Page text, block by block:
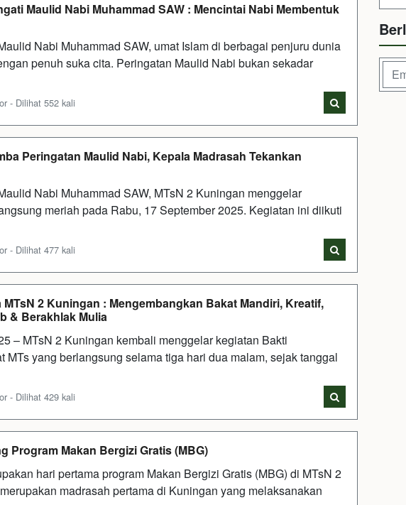
Maulid Nabi Muhammad SAW : Mencintai Nabi Membentuk
Nabi Muhammad SAW, umat Islam di berbagai penjuru dunia
penuh suka cita. Peringatan Maulid Nabi bukan sekadar
- Dilihat 552 kali
Peringatan Maulid Nabi, Kepala Madrasah Tekankan
Nabi Muhammad SAW, MTsN 2 Kuningan menggelar
meriah pada Rabu, 17 September 2025. Kegiatan ini diikuti
- Dilihat 477 kali
2 Kuningan : Mengembangkan Bakat Mandiri, Kreatif,
& Berakhlak Mulia
– MTsN 2 Kuningan kembali menggelar kegiatan Bakti
MTs yang berlangsung selama tiga hari dua malam, sejak tanggal
- Dilihat 429 kali
Program Makan Bergizi Gratis (MBG)
hari pertama program Makan Bergizi Gratis (MBG) di MTsN 2
madrasah pertama di Kuningan yang melaksanakan